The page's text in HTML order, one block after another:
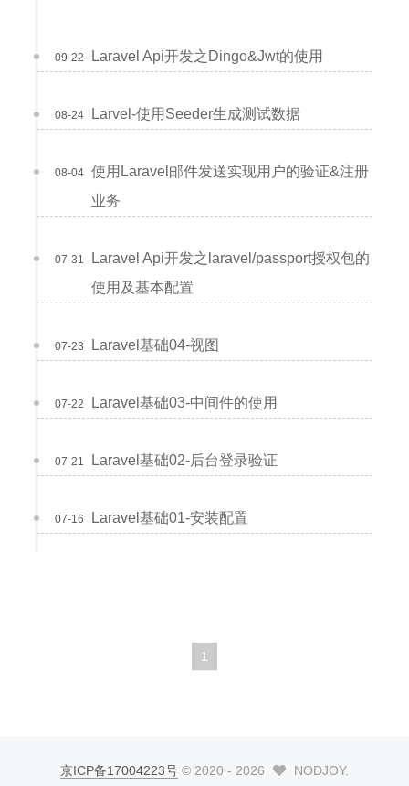
Laravel Api开发之Dingo&Jwt的使用
09-22
Larvel-使用Seeder生成测试数据
08-24
使用Laravel邮件发送实现用户的验证&注册
业务
08-04
Laravel Api开发之laravel/passport授权包的
使用及基本配置
07-31
Laravel基础04-视图
07-23
Laravel基础03-中间件的使用
07-22
Laravel基础02-后台登录验证
07-21
Laravel基础01-安装配置
07-16
1
京ICP备17004223号 © 2020 - 2026 NODJOY.